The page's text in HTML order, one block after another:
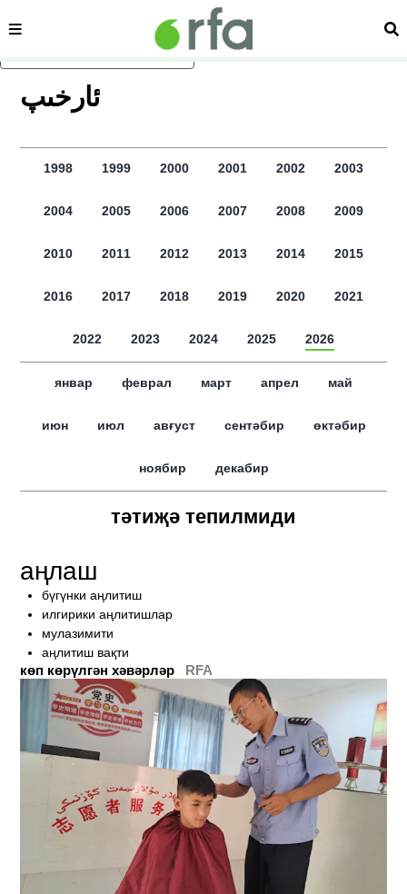
асаслиқ мәзмунға атлаң
сәһипә
ﺋﺎﺭﺧﯩﭗ
1998 1999 2000 2001 2002 2003
2004 2005 2006 2007 2008 2009
2010 2011 2012 2013 2014 2015
2016 2017 2018 2019 2020 2021
2022 2023 2024 2025 2026
январ феврал март апрел май
июн июл авғуст сентәбир өктәбир
ноябир декабир
тәтиҗә тепилмиди
аңлаш
бүгүнки аңлитиш
илгирики аңлитишлар
мулазимити
аңлитиш вақти
көп көрүлгән хәвәрләр RFA